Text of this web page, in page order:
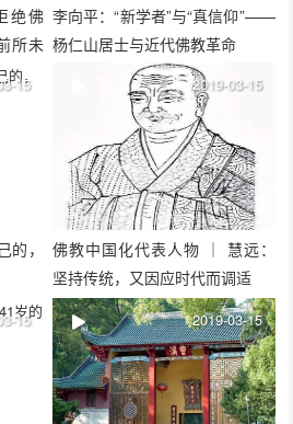
绝佛
所未
李向平：“新学者”与“真信仰”——
杨仁山居士与近代佛教革命
，
15
佛教中国化代表人物 ｜ 慧远：
坚持传统，又因应时代而调适
2019-03-15
15 2019-03-15